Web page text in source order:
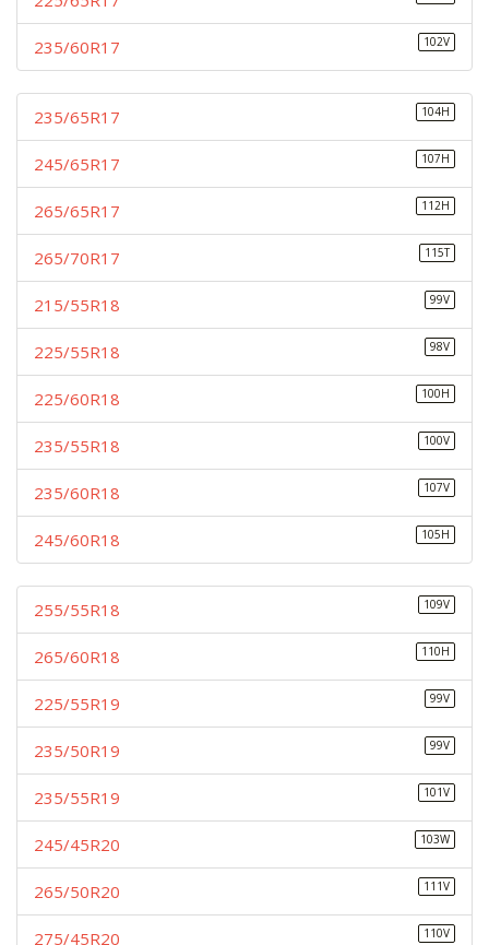
102V
235/60R17
104H
235/65R17
107H
245/65R17
112H
265/65R17
115T
265/70R17
99V
215/55R18
98V
225/55R18
100H
225/60R18
100V
235/55R18
107V
235/60R18
105H
245/60R18
109V
255/55R18
110H
265/60R18
99V
225/55R19
99V
235/50R19
101V
235/55R19
103W
245/45R20
111V
265/50R20
110V
275/45R20